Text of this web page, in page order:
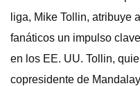
liga, Mike Tollin, atribuye
fanáticos un impulso
en los EE. UU. Tollin,
copresidente de